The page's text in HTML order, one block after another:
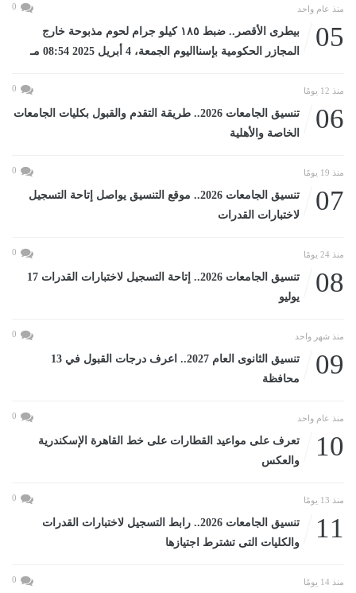
منذ عام واحد 0
05
بيطرى الأقصر.. ضبط ١٨٥ كيلو جرام لحوم مذبوحة خارج
المجازر الحكومية بإسنااليوم الجمعة، 4 أبريل 2025 08:54 مـ
منذ 12 يومًا 0
06
تنسيق الجامعات 2026.. طريقة التقدم والقبول بكليات الجامعات
الخاصة والأهلية
منذ 19 يومًا 0
07
تنسيق الجامعات 2026.. موقع التنسيق يواصل إتاحة التسجيل
لاختبارات القدرات
منذ 24 يومًا 0
08
تنسيق الجامعات 2026.. إتاحة التسجيل لاختبارات القدرات 17
يوليو
منذ شهر واحد 0
09
تنسيق الثانوى العام 2027.. اعرف درجات القبول في 13
محافظة
منذ عام واحد 0
10
تعرف على مواعيد القطارات على خط القاهرة الإسكندرية
والعكس
منذ 13 يومًا 0
11
تنسيق الجامعات 2026.. رابط التسجيل لاختبارات القدرات
والكليات التى تشترط اجتيازها
منذ 14 يومًا 0